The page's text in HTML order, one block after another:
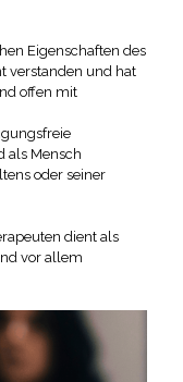
Eigenschaften des
verstanden und hat
offen mit
als Mensch
oder seiner
dient als
vor allem